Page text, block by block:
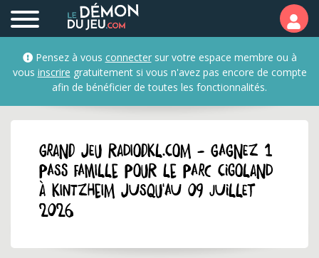
Pensez à vous connectersur votre espace membre ou à
vous inscrire gratuitement si vous n'avez pas encore de compte
afin de bénéficier de toutes les fonctionnalités.
GRAND JEU radiodkl.com - Gagnez 1
pass famille pour le parc Cigoland
à Kintzheim jusqu'au 09 juillet
2026